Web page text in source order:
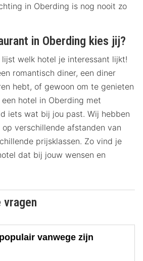
in Oberding is nog nooit zo
in Oberding kies jij?
welk hotel je interessant lijkt!
romantisch diner, een diner
hebt, of gewoon om te genieten
hotel in Oberding met
iets wat bij jou past. Wij hebben
verschillende afstanden van
prijsklassen. Zo vind je
dat bij jouw wensen en
vanwege zijn